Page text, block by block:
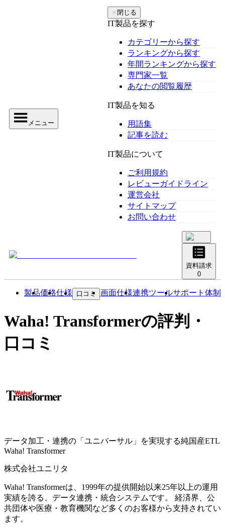
メニュー
✕ 閉じる
IT製品を探す
カテゴリーから探す
ランキングから探す
年間ランキングから探す
専門家一覧
あなたの閲覧履歴
IT製品を知る
用語集
記事を読む
IT製品について
ご利用規約
レビューガイドライン
運営会社
サイトマップ
お問い合わせ
資料請求
0
製品価格仕様 口コミ 画面仕様連携ツールサポート体制
Waha! Transformerの評判・
口コミ
データ加工・連携の「ユニバーサル」を実現する純国産ETL
Waha! Transformer
株式会社ユニリタ
Waha! Transformerは、1999年の提供開始以来25年以上の運用
実績を誇る、データ連携・統合システムです。 経済界、公
共団体や医療・教育機関など多くのお客様から支持されてい
ます。